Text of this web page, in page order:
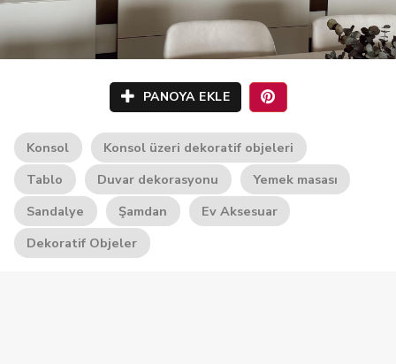
PANOYA EKLE
Konsol
Konsol üzeri dekoratif objeleri
Tablo
Duvar dekorasyonu
Yemek masası
Sandalye
Şamdan
Ev Aksesuar
Dekoratif Objeler